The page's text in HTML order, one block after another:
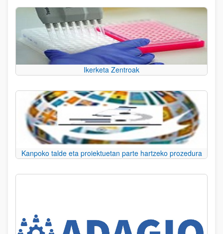
Ikerketa Zentroak
Kanpoko talde eta proiektuetan parte hartzeko prozedura